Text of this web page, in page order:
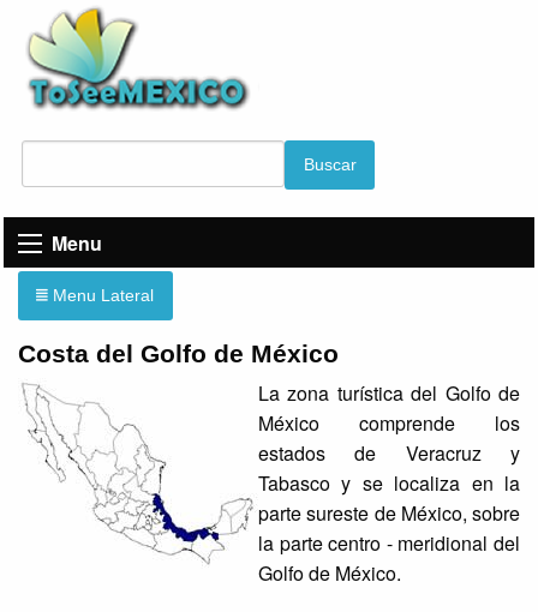
Buscar
Menu
Menu Lateral
Costa del Golfo de México
La zona turística del Golfo de
México comprende los
estados de Veracruz y
Tabasco y se localiza en la
parte sureste de México, sobre
la parte centro - meridional del
Golfo de México.